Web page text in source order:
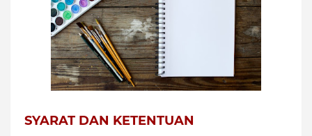
SYARAT DAN KETENTUAN